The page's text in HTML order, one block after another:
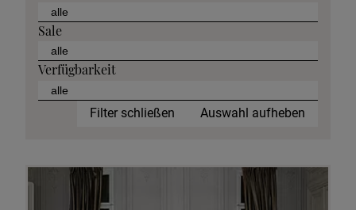
Sale
Verfügbarkeit
Filter schließen Auswahl aufheben